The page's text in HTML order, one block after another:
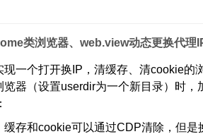
类浏览器、web.view动态更换代理
一个打开换IP，清缓存、清cookie的
览器（设置userdir为一个新目录）时，
缓存和cookie可以通过CDP清除，但是